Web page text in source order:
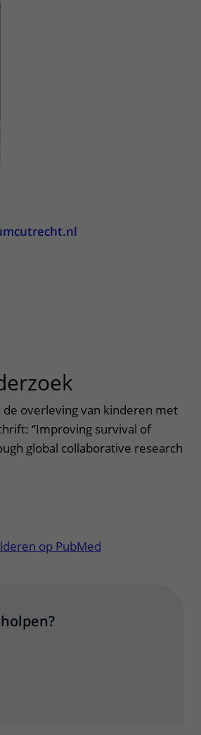
overleving van kinderen met
‘’Improving survival of
global collaborative research
op PubMed